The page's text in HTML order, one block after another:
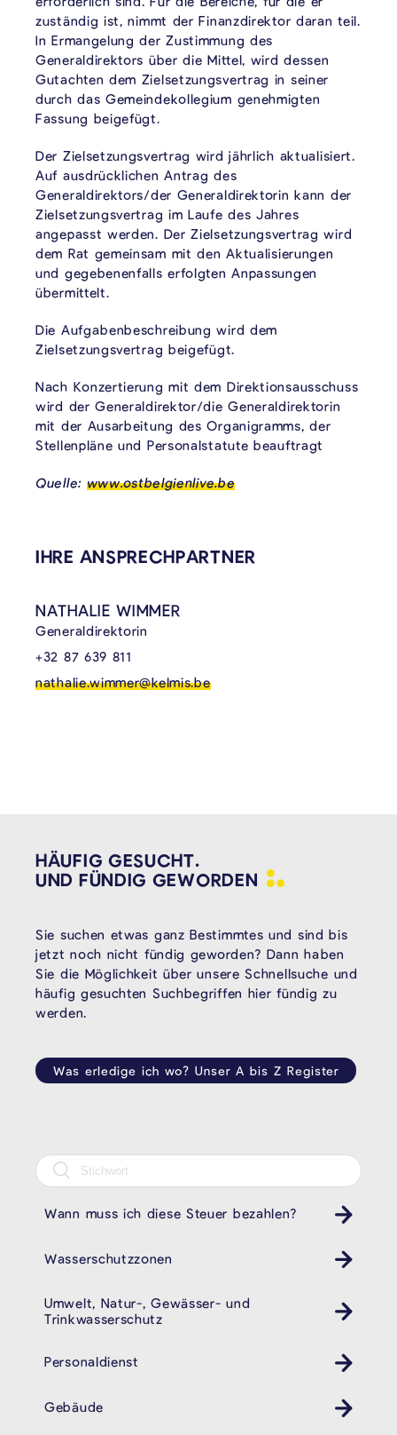
zuständig ist, nimmt der Finanzdirektor daran teil.
In Ermangelung der Zustimmung des
Generaldirektors über die Mittel, wird dessen
Gutachten dem Zielsetzungsvertrag in seiner
durch das Gemeindekollegium genehmigten
Fassung beigefügt.
Der Zielsetzungsvertrag wird jährlich aktualisiert.
Auf ausdrücklichen Antrag des
Generaldirektors/der Generaldirektorin kann der
Zielsetzungsvertrag im Laufe des Jahres
angepasst werden. Der Zielsetzungsvertrag wird
dem Rat gemeinsam mit den Aktualisierungen
und gegebenenfalls erfolgten Anpassungen
übermittelt.
Die Aufgabenbeschreibung wird dem
Zielsetzungsvertrag beigefügt.
Nach Konzertierung mit dem Direktionsausschuss
wird der Generaldirektor/die Generaldirektorin
mit der Ausarbeitung des Organigramms, der
Stellenpläne und Personalstatute beauftragt
Quelle: www.ostbelgienlive.be
IHRE ANSPRECHPARTNER
NATHALIE WIMMER
Generaldirektorin
+32 87 639 811
nathalie.wimmer@kelmis.be
HÄUFIG GESUCHT.
UND FÜNDIG GEWORDEN
Sie suchen etwas ganz Bestimmtes und sind bis
jetzt noch nicht fündig geworden? Dann haben
Sie die Möglichkeit über unsere Schnellsuche und
häufig gesuchten Suchbegriffen hier fündig zu
werden.
Was erledige ich wo? Unser A bis Z Register
Wann muss ich diese Steuer bezahlen?
Wasserschutzzonen
Umwelt, Natur-, Gewässer- und
Trinkwasserschutz
Personaldienst
Gebäude